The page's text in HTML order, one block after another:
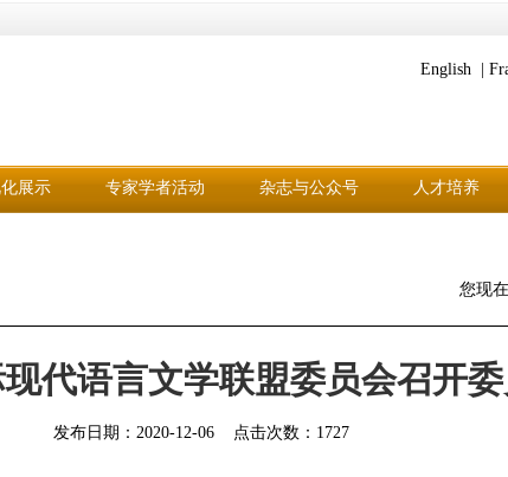
English |
展示 专家学者活动 杂志与公众号 人才培养
您现
现代语言文学联盟委员会召开
发布日期： 2020-12-06 点击次数： 1727